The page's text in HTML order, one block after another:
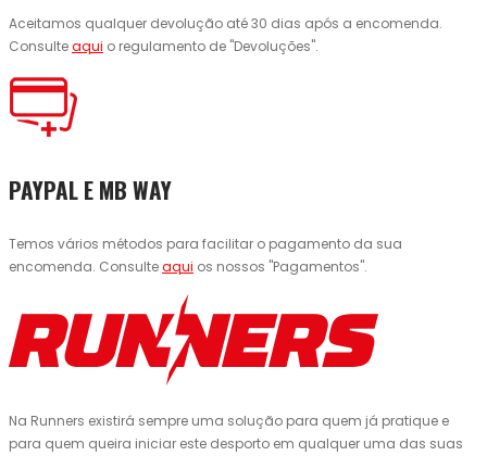
Aceitamos qualquer devolução até 30 dias após a encomenda.
Consulteaqui o regulamento de "Devoluções".
PAYPAL E MB WAY
Temos vários métodos para facilitar o pagamento da sua
encomenda. Consulteaqui os nossos "Pagamentos".
Na Runners existirá sempre uma solução para quem já pratique e
para quem queira iniciar este desporto em qualquer uma das suas